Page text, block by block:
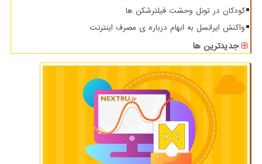
کودکان در تونل وحشت فیلترشکن ها
واکنش ایرانسل به ابهام درباره ی مصرف اینترنت
جدیدترین ها